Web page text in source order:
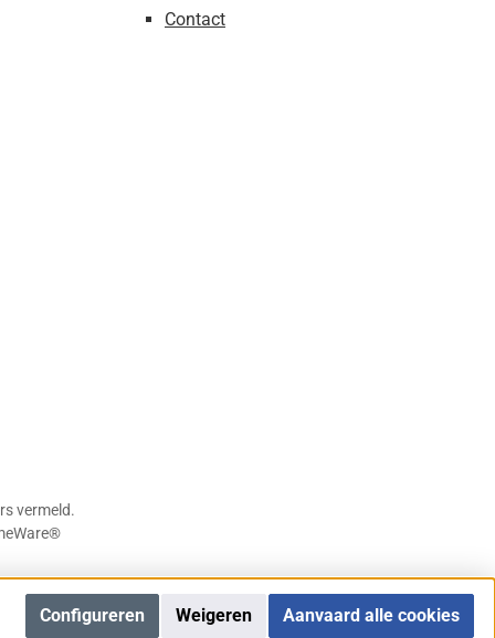
Contact
vermeld.
Weigeren
Configureren Aanvaard alle cookies